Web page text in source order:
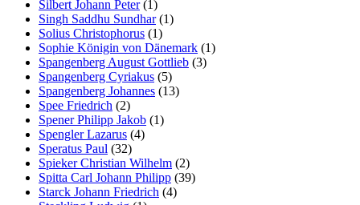
Silbert Johann Peter(1)
Singh Saddhu Sundhar(1)
Solius Christophorus (1)
Sophie Königin von Dänemark (1)
Spangenberg August Gottlieb (3)
Spangenberg Cyriakus (5)
Spangenberg Johannes (13)
Spee Friedrich (2)
Spener Philipp Jakob (1)
Spengler Lazarus (4)
Speratus Paul (32)
Spieker Christian Wilhelm (2)
Spitta Carl Johann Philipp (39)
Starck Johann Friedrich (4)